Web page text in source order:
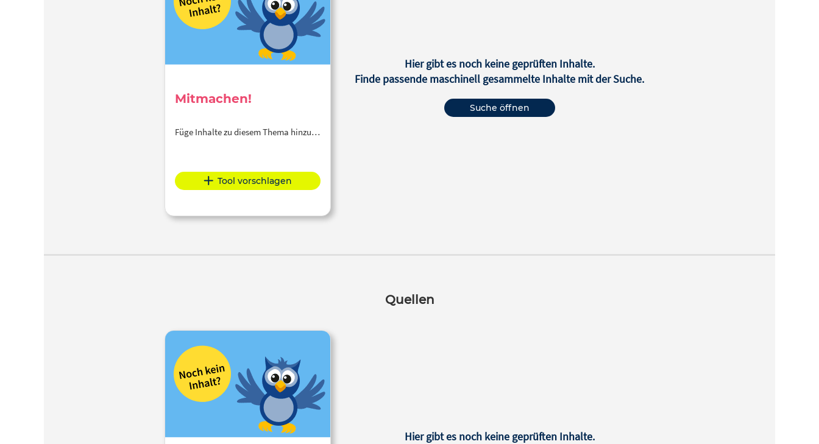
Mitmachen!
Füge Inhalte zu diesem Thema hinzu…
Tool vorschlagen
Hier gibt es noch keine geprüften Inhalte.
Finde passende maschinell gesammelte Inhalte mit der Suche.
Suche öffnen
Quellen
Hier gibt es noch keine geprüften Inhalte.